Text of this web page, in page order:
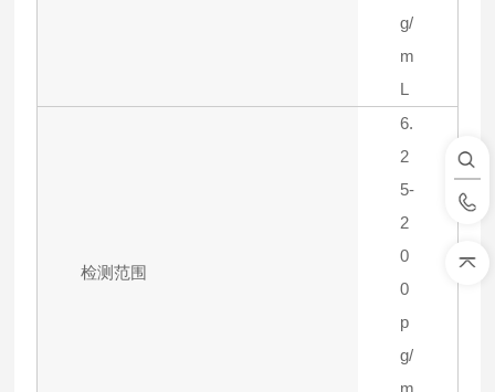
g/
m
L
检测范围
6.
2
5-
2
0
0
p
g/
m